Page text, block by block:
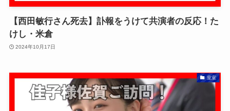
【西田敏行さん死去】訃報をうけて共演者の反応！た
けし・米倉
2024年10月17日
皇室